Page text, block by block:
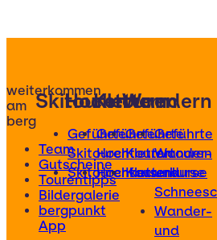
weiterkommen
am
berg
Team
Gutscheine
Tourentipps
Bildergalerie
bergpunkt
App
Skitouren
Geführte
Skitouren
Skitourenkurse
Hochtouren
Geführte
Hochtouren
Hochtourenkurse
Klettern
Geführte
Klettertouren
Kletterkurse
Wandern
Geführte
Wander-
und
Wander-
und